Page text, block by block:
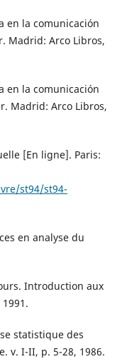
en la comunicación
Madrid: Arco Libros,
en la comunicación
Madrid: Arco Libros,
[En ligne]. Paris:
st94/st94-
en analyse du
Introduction aux
statistique des
v. I-II, p. 5-28, 1986.